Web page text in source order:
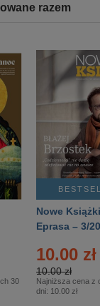
razem
30
Nowe
Eprasa – 3/
10.00 zł
10.00 zł
Najniższa cena z
dni: 10.00 zł